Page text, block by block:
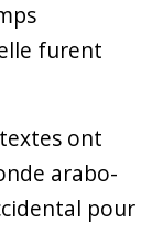
furent
ont
arabo-
pour